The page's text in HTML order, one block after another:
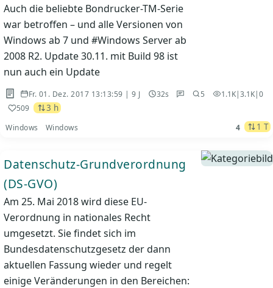
Auch die beliebte Bondrucker-TM-Serie
war betroffen – und alle Versionen von
Windows ab 7 und #Windows Server ab
2008 R2. Update 30.11. mit Build 98 ist
nun auch ein Update
Fr. 01. Dez. 2017 13:13:59 | 9 J 32s 5 1.1K|3.1K|0
509
3 h
Windows Windows 4 1 T
Datenschutz-Grundverordnung
(DS-GVO)
Am 25. Mai 2018 wird diese EU-
Verordnung in nationales Recht
umgesetzt. Sie findet sich im
Bundesdatenschutzgesetz der dann
aktuellen Fassung wieder und regelt
einige Veränderungen in den Bereichen: